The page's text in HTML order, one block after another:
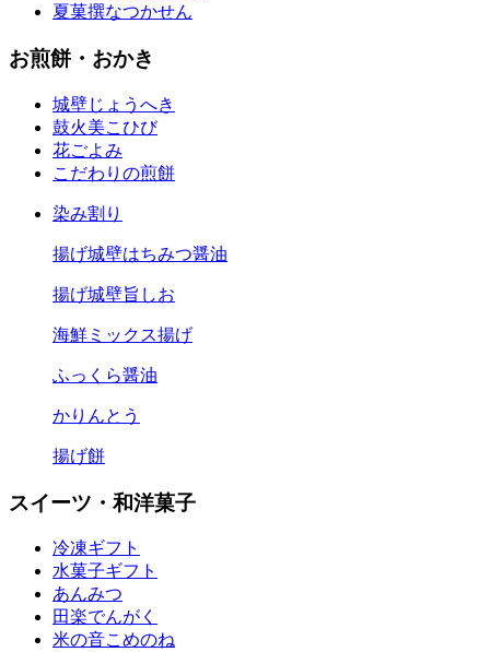
夏菓撰なつかせん
お煎餅・おかき
城壁じょうへき
鼓火美こひび
花ごよみ
こだわりの煎餅
染み割り
揚げ城壁はちみつ醤油
揚げ城壁旨しお
海鮮ミックス揚げ
ふっくら醤油
かりんとう
揚げ餅
スイーツ・和洋菓子
冷凍ギフト
水菓子ギフト
あんみつ
田楽でんがく
米の音こめのね